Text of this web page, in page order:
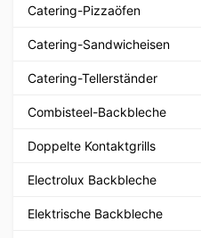
Catering-Pizzaöfen
Catering-Sandwicheisen
Catering-Tellerständer
Combisteel-Backbleche
Doppelte Kontaktgrills
Electrolux Backbleche
Elektrische Backbleche